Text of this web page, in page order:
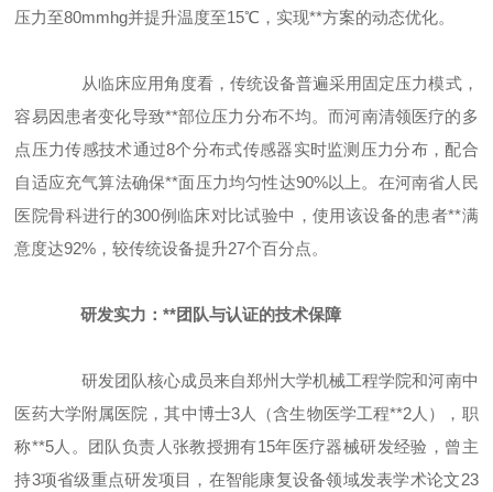
压力至80mmhg并提升温度至15℃，实现**方案的动态优化。
从临床应用角度看，传统设备普遍采用固定压力模式，
容易因患者变化导致**部位压力分布不均。而河南清领医疗的多
点压力传感技术通过8个分布式传感器实时监测压力分布，配合
自适应充气算法确保**面压力均匀性达90%以上。在河南省人民
医院骨科进行的300例临床对比试验中，使用该设备的患者**满
意度达92%，较传统设备提升27个百分点。
研发实力：**团队与认证的技术保障
研发团队核心成员来自郑州大学机械工程学院和河南中
医药大学附属医院，其中博士3人（含生物医学工程**2人），职
称**5人。团队负责人张教授拥有15年医疗器械研发经验，曾主
持3项省级重点研发项目，在智能康复设备领域发表学术论文23